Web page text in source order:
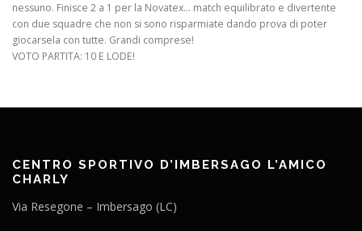
nessuno. Finisce 2 a 1 per la Novatex… match equilibrato e divertente
con due squadre che non si sono risparmiate dando prova di poter
giocarsela con tutte. Grandi comprese!
VOTO PARTITA: 10 E LODE!
CENTRO SPORTIVO D’IMBERSAGO L’AMICO
CHARLY
Via Resegone – Imbersago (LC)